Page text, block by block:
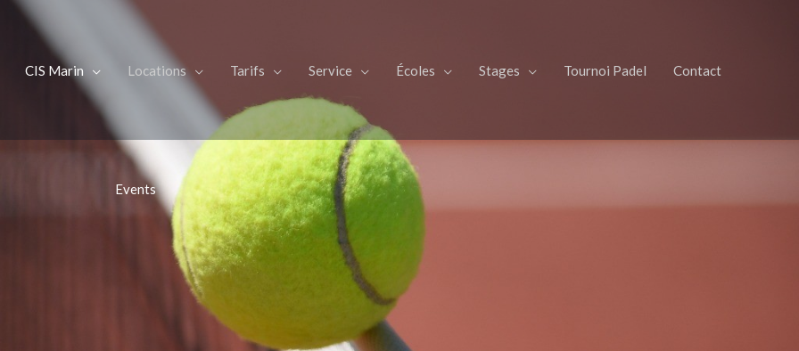
CIS Marin Locations Tarifs Service Écoles Stages Tournoi Padel Contact
Events